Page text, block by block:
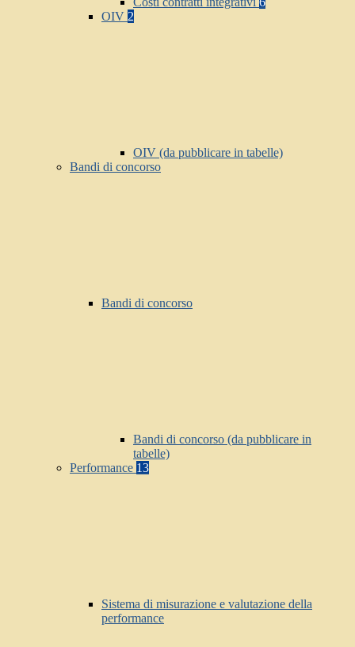
OIV 2
OIV (da pubblicare in tabelle)
Bandi di concorso
Bandi di concorso
Bandi di concorso (da pubblicare in
tabelle)
Performance 13
Sistema di misurazione e valutazione della
performance